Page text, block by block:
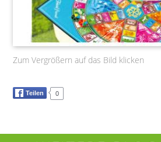
Zum Vergrößern auf das Bild klicken
Teilen 0